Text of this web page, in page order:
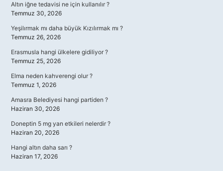
Altın iğne tedavisi ne için kullanılır ?
Temmuz 30, 2026
Yeşilırmak mı daha büyük Kızılırmak mı ?
Temmuz 26, 2026
Erasmusla hangi ülkelere gidiliyor ?
Temmuz 25, 2026
Elma neden kahverengi olur ?
Temmuz 1, 2026
Amasra Belediyesi hangi partiden ?
Haziran 30, 2026
Doneptin 5 mg yan etkileri nelerdir ?
Haziran 20, 2026
Hangi altın daha sarı ?
Haziran 17, 2026